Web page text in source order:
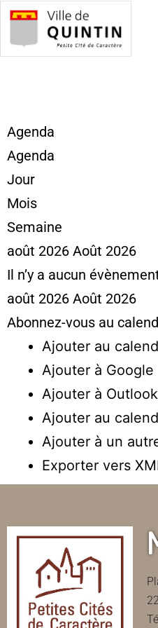
Agenda
Agenda
Jour
Mois
Semaine
août 2026 Août 2026
Il n’y a aucun
août 2026 Août 2026
Abonnez-vous au
Ajouter au
Ajouter à Google
Ajouter à Outlook
Ajouter au
Ajouter à un
Exporter vers